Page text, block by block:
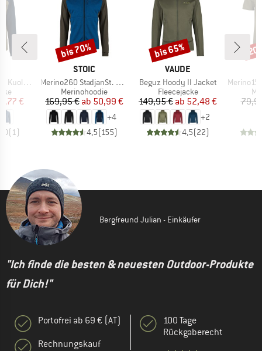
Jacket
Preis
€
(1)
MARKE
STOIC
Artikel
Merino260 StadjanSt. Hoody
Produktgruppe
Merinohoodie
Preis
169,95 € reduzierter Preis
ab 50,99 €
+4
4,5(155)
Rabatt
bis 70%
MARKE
VAUDE
Artikel
Beguz Hoody II Jacket
Produktgruppe
Fleecejacke
Preis
149,95 € reduzierter Preis
ab 52,48 €
+2
4,5(22)
Rabatt
bis 65%
Artikel
Merino155
Bergfreund Julian - Einkäufer
"Ich finde die besten & neuesten Outdoor-Produkte
für Dich!"
Portofrei ab 69 € (AT)
Rechnungskauf
100 Tage
Rückgaberecht